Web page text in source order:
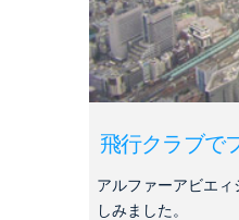
飛行クラブで
アルファーアビエ
しみました。